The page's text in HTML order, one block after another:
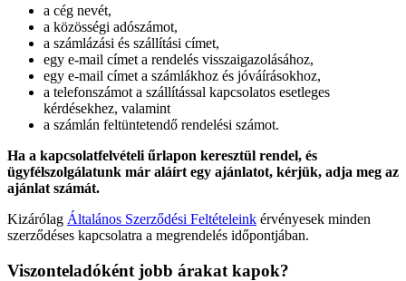
a cég nevét,
a közösségi adószámot,
a számlázási és szállítási címet,
egy e-mail címet a rendelés visszaigazolásához,
egy e-mail címet a számlákhoz és jóváírásokhoz,
a telefonszámot a szállítással kapcsolatos esetleges
kérdésekhez, valamint
a számlán feltüntetendő rendelési számot.
Ha a kapcsolatfelvételi űrlapon keresztül rendel, és
ügyfélszolgálatunk már aláírt egy ajánlatot, kérjük, adja meg az
ajánlat számát.
Kizárólag Általános Szerződési Feltételeink érvényesek minden
szerződéses kapcsolatra a megrendelés időpontjában.
Viszonteladóként jobb árakat kapok?